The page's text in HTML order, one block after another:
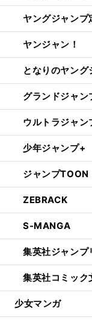
ヤングジャン
ヤンジャン！
となりのヤング
グランドジャン
ウルトラジャン
少年ジャンプ+
ジャンプTOON
ZEBRACK
S-MANGA
集英社ジャンプ
集英社コミック
少女マンガ